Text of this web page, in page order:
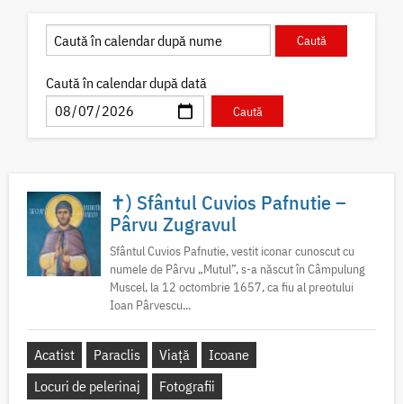
Caută în calendar după dată
✝) Sfântul Cuvios Pafnutie –
Pârvu Zugravul
Sfântul Cuvios Pafnutie, vestit iconar cunoscut cu
numele de Pârvu „Mutul”, s-a născut în Câmpulung
Muscel, la 12 octombrie 1657, ca fiu al preotului
Ioan Pârvescu...
Acatist Paraclis Viață
Icoane
Locuri de pelerinaj
Fotografii